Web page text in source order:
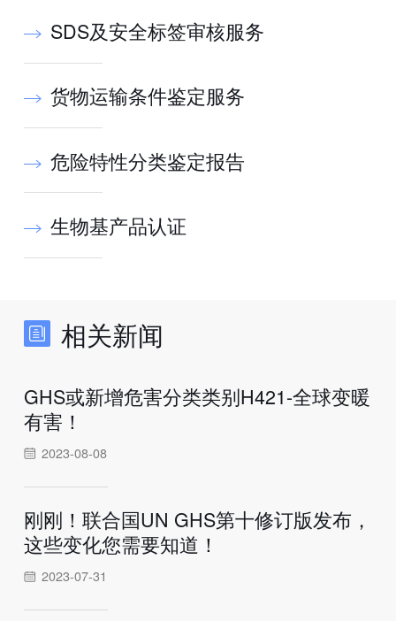
SDS及安全标签审核服务
货物运输条件鉴定服务
危险特性分类鉴定报告
生物基产品认证
相关新闻
GHS或新增危害分类类别H421-全球变暖
有害！
2023-08-08
刚刚！联合国UN GHS第十修订版发布，
这些变化您需要知道！
2023-07-31